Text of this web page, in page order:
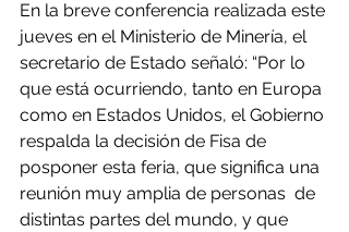
En la breve conferencia realizada este
jueves en el Ministerio de Minería, el
secretario de Estado señaló: “Por lo
que está ocurriendo, tanto en Europa
como en Estados Unidos, el Gobierno
respalda la decisión de Fisa de
posponer esta feria, que significa una
reunión muy amplia de personas  de
distintas partes del mundo, y que